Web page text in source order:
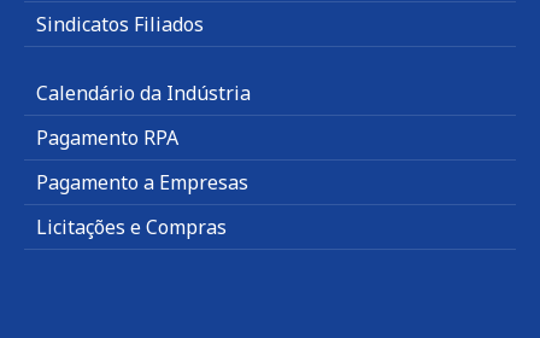
Sindicatos Filiados
Calendário da Indústria
Pagamento RPA
Pagamento a Empresas
Licitações e Compras